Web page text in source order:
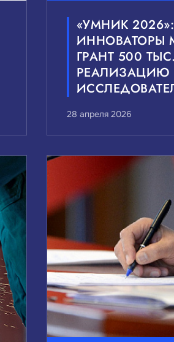
«УМНИК
ИННОВАТОРЫ
ГРАНТ 500
РЕАЛИЗАЦИЮ
28 апреля 2026